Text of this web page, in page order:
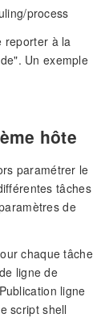
process
reporter à la
Un exemple
hôte
paramétrer le
tâches
de
chaque tâche
ligne de
ligne
script shell